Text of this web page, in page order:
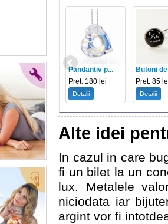
Pandantiv p...
Pret: 180 lei
Detalii
Butoni
Pret: 85
Detalii
Alte idei
In cazul in care
fi un bilet la un
lux. Metalele
niciodata iar
argint vor fi